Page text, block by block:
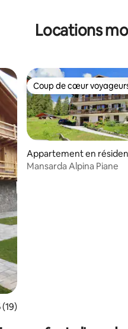
Locations
moyenne sur la base de
Coup de cœur
Coup de cœur
Appartement en
Mansarda Alpina Piane